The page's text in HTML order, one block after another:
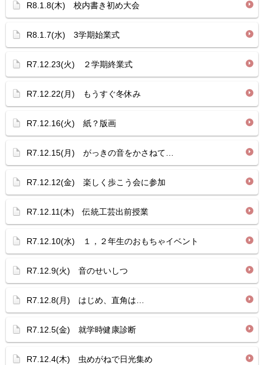
R8.1.8(木) 校内書き初め大会
R8.1.7(水) 3学期始業式
R7.12.23(火) ２学期終業式
R7.12.22(月) もうすぐ冬休み
R7.12.16(火) 紙？版画
R7.12.15(月) がっきの音をかさねて…
R7.12.12(金) 楽しく歩こう会に参加
R7.12.11(木) 伝統工芸出前授業
R7.12.10(水) １，２年生のおもちゃイベント
R7.12.9(火) 音のせいしつ
R7.12.8(月) はじめ、直角は…
R7.12.5(金) 就学時健康診断
R7.12.4(木) 虫めがねで日光集め